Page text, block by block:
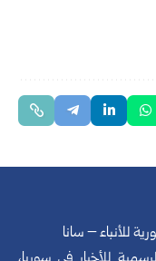
للأنباء – سانا